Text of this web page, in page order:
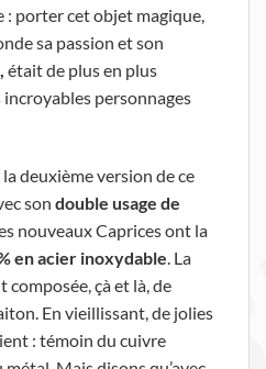
: porter cet objet magique,
sa passion et son
était de plus en plus
personnages
deuxième version de ce
son double usage de
nouveaux Caprices ont la
en acier inoxydable. La
çà et là, de
En vieillissant, de jolies
: témoin du cuivre